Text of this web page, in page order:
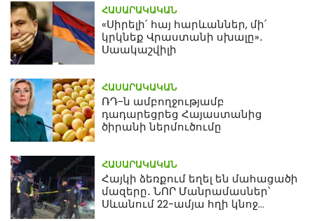
ՀԱՍԱՐԱԿԱԿԱՆ
«Սիրելի՛ հայ հարևաններ, մի՛
կրկնեք Վրաստանի սխալը»․
Սաակաշվիլի
ՀԱՍԱՐԱԿԱԿԱՆ
ՌԴ-ն ամբողջությամբ
դադարեցրեց Հայաստանից
ծիրանի ներմուծումը
ՀԱՍԱՐԱԿԱԿԱՆ
Հայկի ձեռքում եղել են մահացածի
մազերը․ ՆՈՐ Մանրամասներ՝
Սևանում 22-ամյա հղի կնոջ